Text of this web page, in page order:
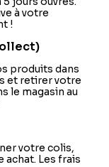
à votre
!
produits dans
et retirer votre
le magasin au
votre colis,
achat. Les frais